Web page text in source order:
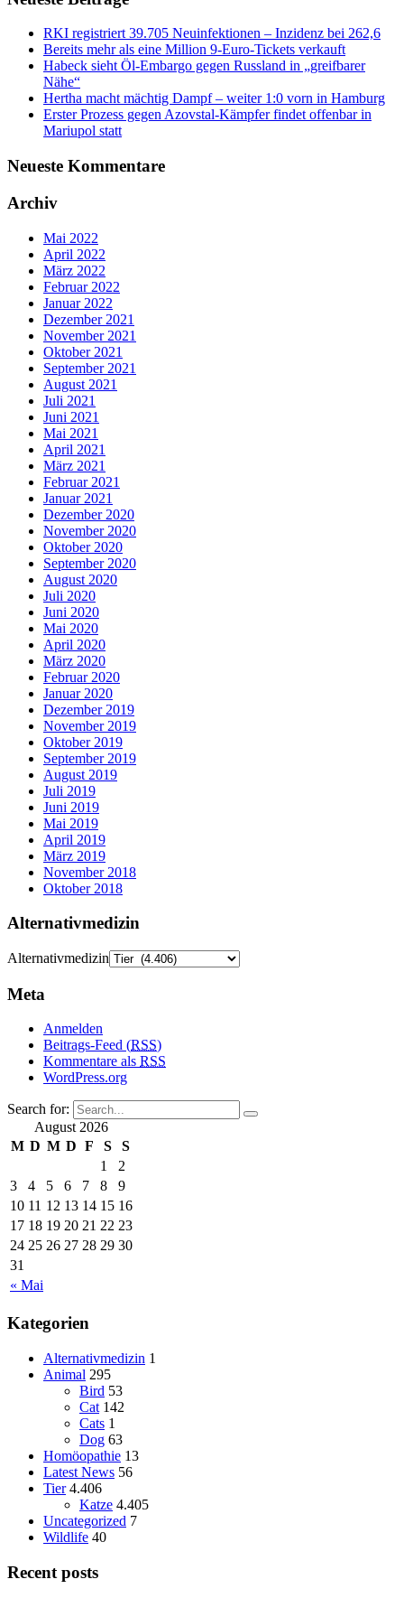
RKI registriert 39.705 Neuinfektionen – Inzidenz bei 262,6
Bereits mehr als eine Million 9-Euro-Tickets verkauft
Habeck sieht Öl-Embargo gegen Russland in „greifbarer
Nähe“
Hertha macht mächtig Dampf – weiter 1:0 vorn in Hamburg
Erster Prozess gegen Azovstal-Kämpfer findet offenbar in
Mariupol statt
Neueste Kommentare
Archiv
Mai 2022
April 2022
März 2022
Februar 2022
Januar 2022
Dezember 2021
November 2021
Oktober 2021
September 2021
August 2021
Juli 2021
Juni 2021
Mai 2021
April 2021
März 2021
Februar 2021
Januar 2021
Dezember 2020
November 2020
Oktober 2020
September 2020
August 2020
Juli 2020
Juni 2020
Mai 2020
April 2020
März 2020
Februar 2020
Januar 2020
Dezember 2019
November 2019
Oktober 2019
September 2019
August 2019
Juli 2019
Juni 2019
Mai 2019
April 2019
März 2019
November 2018
Oktober 2018
Alternativmedizin
Alternativmedizin
Meta
Anmelden
Beitrags-Feed (RSS)
Kommentare als RSS
WordPress.org
Search for:
August 2026
M D M D F S S
« Mai
1
2
3
4 5 6 7 8
9
10 11 12 13 14 15 16
17 18 19 20 21 22 23
24 25 26 27 28 29 30
31
Kategorien
Alternativmedizin 1
Animal 295
Bird 53
Cat 142
Cats 1
Dog 63
Homöopathie 13
Latest News 56
Tier 4.406
Katze 4.405
Uncategorized 7
Wildlife 40
Recent posts